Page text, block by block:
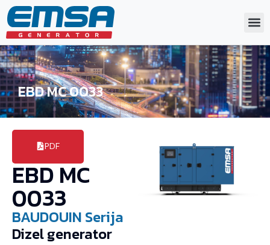
EBD MC 0033
PDF
EBD MC
0033
BAUDOUIN Serija
Dizel generator